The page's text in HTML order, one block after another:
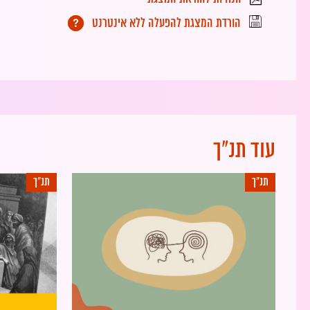
הורדת המצגת להפעלה ללא אינטרנט
עוד תנ"ך
תנ"ך תנ"ך